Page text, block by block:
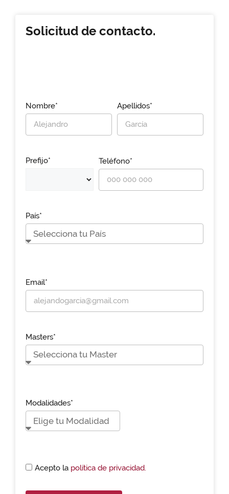
Solicitud de contacto.
Nombre* Apellidos*
Prefijo* Teléfono*
País*
Email*
Masters*
Modalidades*
Acepto la política de privacidad.